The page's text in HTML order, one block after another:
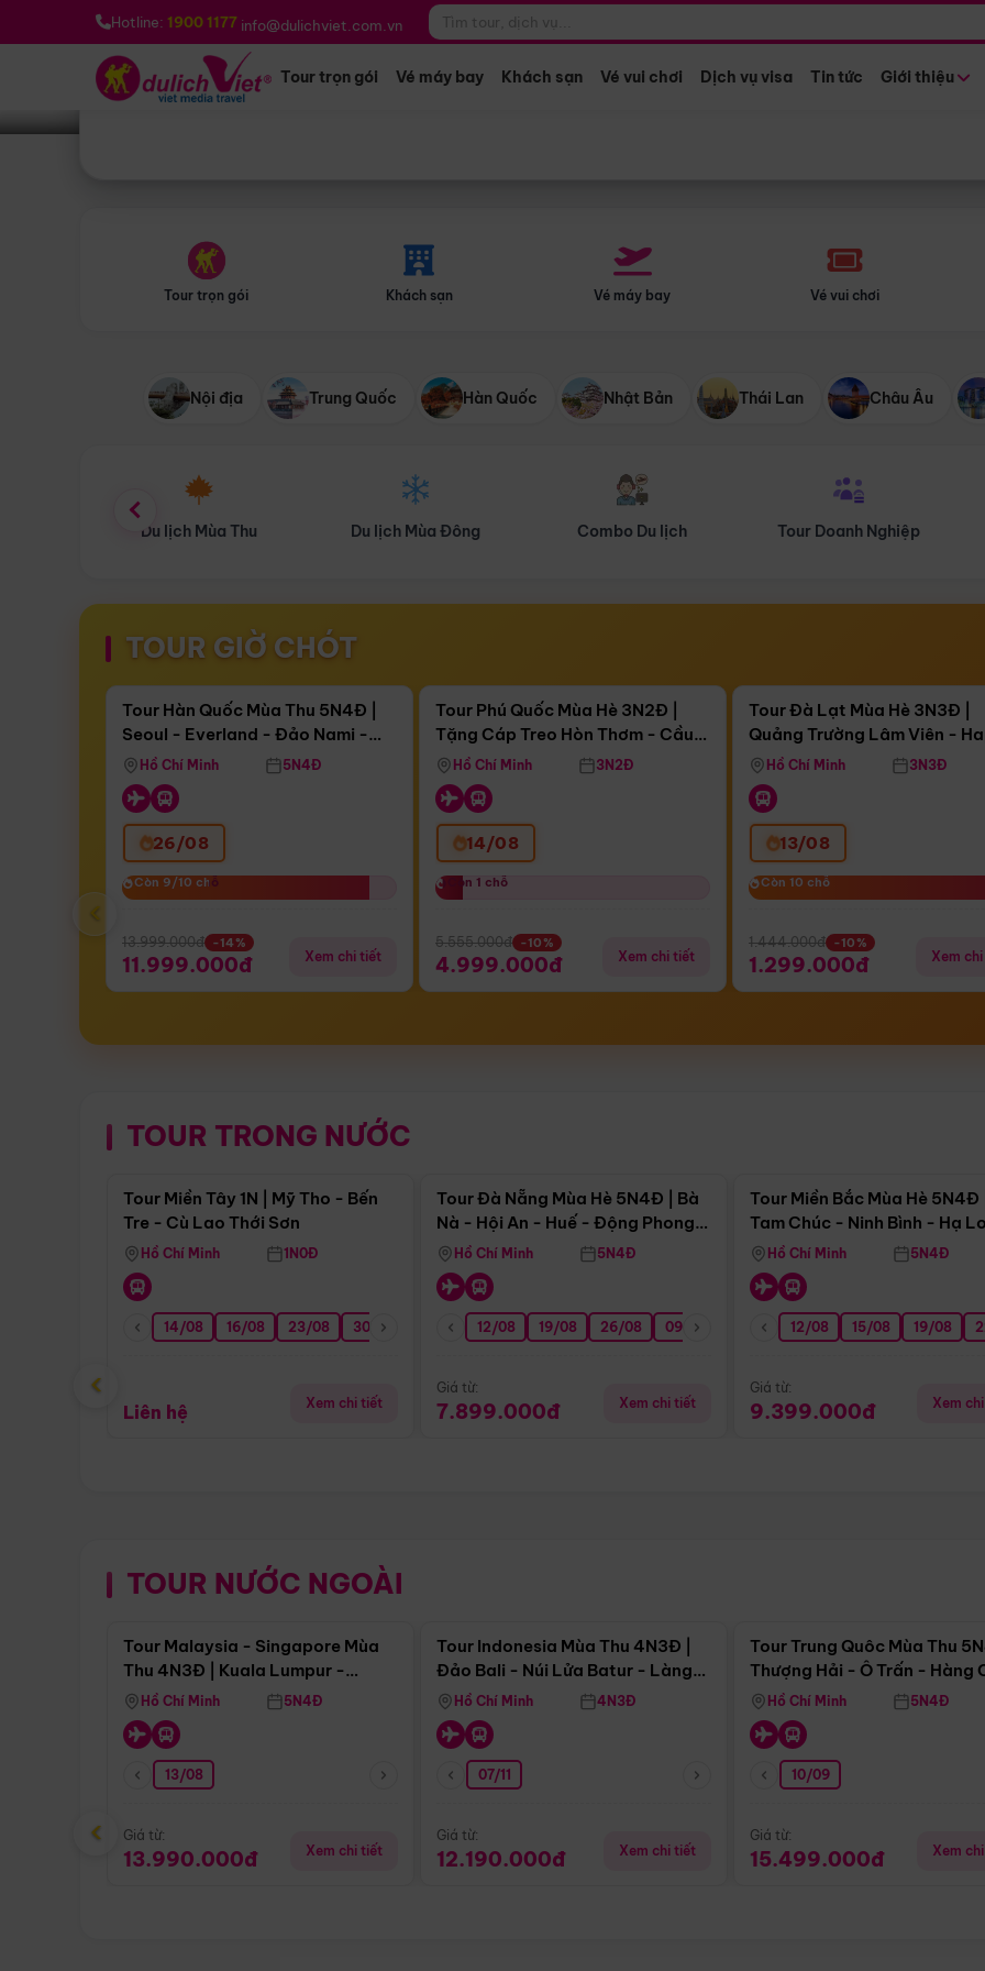
Hotline: 1900 1177 info@dulichviet.com.vn
Tour trọn gói Vé máy bay Khách sạn Vé vui chơi Dịch vụ visa Tin tức Giới thiệu
Bạn muốn đi đâu? *
Tour trọn gói Khách sạn Vé máy bay Vé vui chơi
Nội địa Trung Quốc Hàn Quốc Nhật Bản Thái Lan Châu Âu
Du lịch Mùa Đông Combo Du lịch Tour Doanh Nghiệp Du lịch Hành Hương
TOUR GIỜ CHÓT
Còn17 ngày 07:23:18
Bay Sun Phuquoc Airways
Điểm nổi bật
Tour Hàn Quốc Mùa Thu 5N4Đ |
Seoul - Everland - Đảo Nami -
Tháp Namsan (Bay Sun Phuquoc
Airways)
Hồ Chí Minh 5N4Đ
26/08
Còn 9/10 chỗ
Còn 9/10 chỗ
13.999.000đ -14%
11.999.000đ Xem chi tiết
Còn05 ngày 07:23:18
Tặng Cáp Treo Hòn Thơm
Tour Phú Quốc Mùa Hè 3N2Đ |
Tặng Cáp Treo Hòn Thơm - Cầu
Hôn - Công Viên Nước Aquatopia
Hồ Chí Minh 3N2Đ
14/08
Còn 1 chỗ
Còn 1 chỗ
5.555.000đ -10%
4.999.000đ Xem chi tiết
Còn04 ngày 07:23:18
Tour Đà Lạt Mùa Hè 3N3Đ |
Quảng Trường Lâm Viên -
Hill - Puppy Farm
Hồ Chí Minh 3N3Đ
13/08
Còn 10 chỗ
Còn 10 chỗ
1.444.000đ -10%
1.299.000đ Xem
‹
TOUR TRONG NƯỚC
Điểm nổi bật
Tour Miền Tây 1N | Mỹ Tho - Bến
Tre - Cù Lao Thới Sơn
Hồ Chí Minh 1N0Đ
14/08 16/08 23/08 30/08 06/09 13/09 20/09 27/09
Liên hệ Xem chi tiết
Tour Đà Nẵng Mùa Hè 5N4Đ | Bà
Nà - Hội An - Huế - Động Phong
NhaHồ Chí Minh 5N4Đ
12/08 19/08 26/08 09/09 16/09 23/09 30/09 07/10
Giá từ:
7.899.000đ Xem chi tiết
Tour Miền Bắc Mùa Hè 5N4Đ |
Tam Chúc - Ninh Bình - Hạ
Hồ Chí Minh 5N4Đ
12/08 15/08 19/08
Giá từ:
9.399.000đ Xem
‹
TOUR NƯỚC NGOÀI
Điểm nổi bật
Tour Malaysia - Singapore Mùa
Thu 4N3Đ | Kuala Lumpur -
Malacca - Johor Baru -
Singapore
Hồ Chí Minh 5N4Đ
13/08
Giá từ:
13.990.000đ Xem chi tiết
Tour Indonesia Mùa Thu 4N3Đ |
Đảo Bali - Núi Lửa Batur - Làng
Penglipuran
Hồ Chí Minh 4N3Đ
07/11
Giá từ:
12.190.000đ Xem chi tiết
Tour Trung Quôc Mùa Thu
Thượng Hải - Ô Trấn - Hàng
(Tour Không Shopping)
Hồ Chí Minh 5N4Đ
10/09
Giá từ:
15.499.000đ Xem
‹